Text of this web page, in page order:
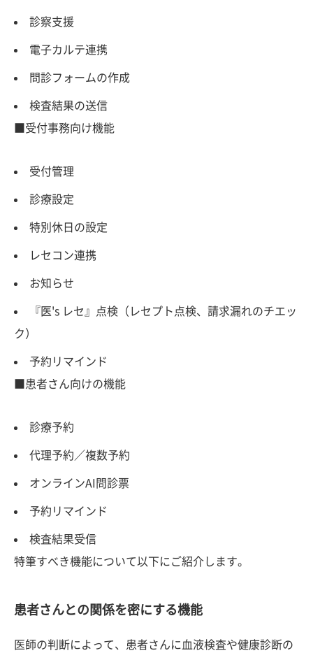
診察支援
電子カルテ連携
問診フォームの作成
検査結果の送信
■受付事務向け機能
受付管理
診療設定
特別休日の設定
レセコン連携
お知らせ
『医's レセ』点検（レセプト点検、請求漏れのチエッ
ク）
予約リマインド
■患者さん向けの機能
診療予約
代理予約／複数予約
オンラインAI問診票
予約リマインド
検査結果受信
特筆すべき機能について以下にご紹介します。
患者さんとの関係を密にする機能
医師の判断によって、患者さんに血液検査や健康診断の